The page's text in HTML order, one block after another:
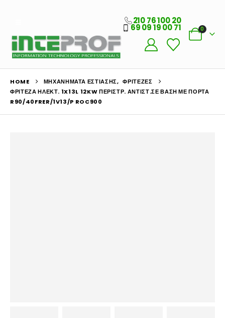
210 76 100 20
69 09 19 00 71 0
HOME ΜΗΧΑΝΉΜΑΤΑ ΕΣΤΊΑΣΗΣ, ΦΡΙΤΈΖΕΣ
ΦΡΙΤΈΖΑ ΗΛΕΚΤ. 1X13L 12KW ΠΕΡΙΣΤΡ. ΑΝΤΙΣΤ.ΣΕ ΒΆΣΗ ΜΕ ΠΌΡΤΑ
R90/40FRER/1V13/P ROC900